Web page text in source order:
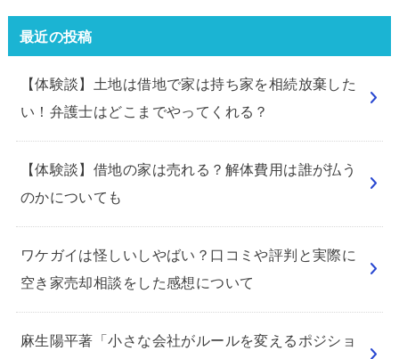
最近の投稿
【体験談】土地は借地で家は持ち家を相続放棄した
い！弁護士はどこまでやってくれる？
【体験談】借地の家は売れる？解体費用は誰が払う
のかについても
ワケガイは怪しいしやばい？口コミや評判と実際に
空き家売却相談をした感想について
麻生陽平著「小さな会社がルールを変えるポジショ